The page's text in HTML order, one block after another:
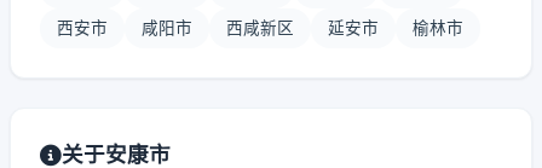
西安市 咸阳市 西咸新区 延安市 榆林市
关于安康市